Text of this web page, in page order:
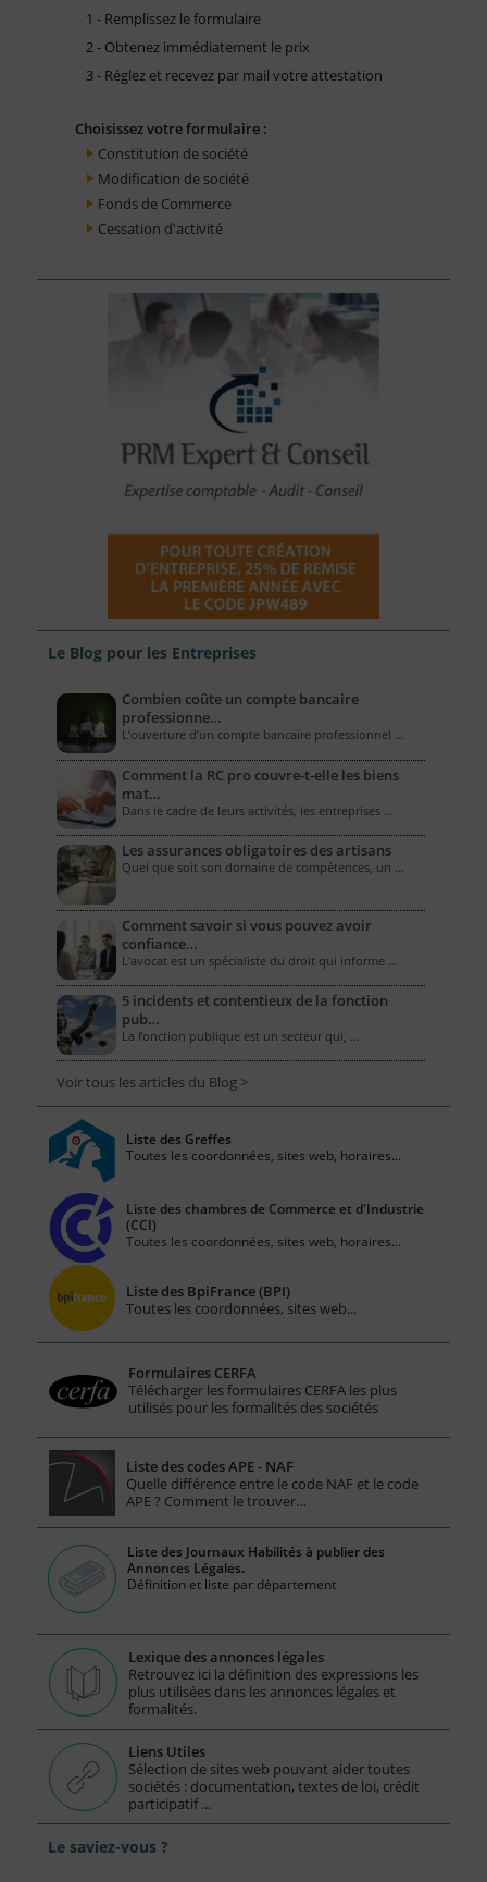
1 - Remplissez le formulaire
2 - Obtenez immédiatement le prix
3 - Réglez et recevez par mail votre attestation
Choisissez votre formulaire :
Constitution de société
Modification de société
Fonds de Commerce
Cessation d'activité
Le Blog pour les Entreprises
Combien coûte un compte bancaire
professionne…
L’ouverture d’un compte bancaire professionnel …
Comment la RC pro couvre-t-elle les biens
mat…
Dans le cadre de leurs activités, les entreprises …
Les assurances obligatoires des artisans
Quel que soit son domaine de compétences, un …
Comment savoir si vous pouvez avoir
confiance…
L'avocat est un spécialiste du droit qui informe …
5 incidents et contentieux de la fonction
pub…
La fonction publique est un secteur qui, …
Voir tous les articles du Blog >
Liste des Greffes
Toutes les coordonnées, sites web, horaires...
Liste des chambres de Commerce et d'Industrie
(CCI)
Toutes les coordonnées, sites web, horaires...
Liste des BpiFrance (BPI)
Toutes les coordonnées, sites web...
Formulaires CERFA
Télécharger les formulaires CERFA les plus
utilisés pour les formalités des sociétés
Liste des codes APE - NAF
Quelle différence entre le code NAF et le code
APE ? Comment le trouver…
Liste des Journaux Habilités à publier des
Annonces Légales.
Définition et liste par département
Lexique des annonces légales
Retrouvez ici la définition des expressions les
plus utilisées dans les annonces légales et
formalités.
Liens Utiles
Sélection de sites web pouvant aider toutes
sociétés : documentation, textes de loi, crédit
participatif ...
Le saviez-vous ?